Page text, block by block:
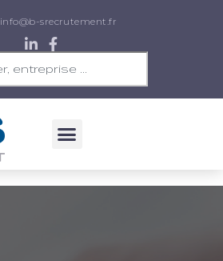
info@b-srecrutement.fr